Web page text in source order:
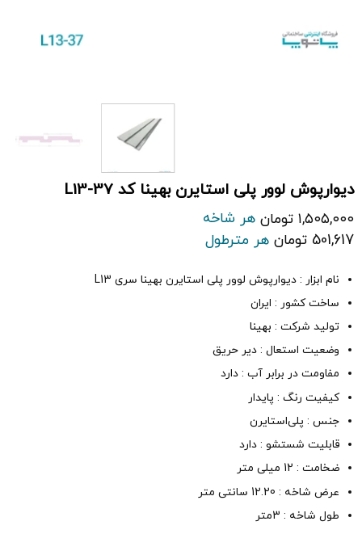
دیوارپوش لوور پلی استایرن بهینا کد L13-37
۱,۵۰۵,۰۰۰ تومان هر شاخه
501,617 تومان
هر مترطول
نام ابزار : دیوارپوش لوور پلی استایرن بهینا سری L13
ساخت کشور : ایران
تولید شرکت : بهینا
وضعیت استعال : دیر حریق
مفاومت در برابر آب : دارد
کیفیت رنگ : پایدار
جنس : پلی‌استایرن
قابلیت شستشو : دارد
ضخامت : 12 میلی متر
عرض شاخه : 12.20 سانتی متر
طول شاخه : 3متر